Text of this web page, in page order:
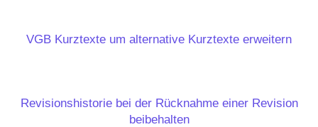
VGB Kurztexte um alternative Kurztexte erweitern
Revisionshistorie bei der Rücknahme einer Revision
beibehalten